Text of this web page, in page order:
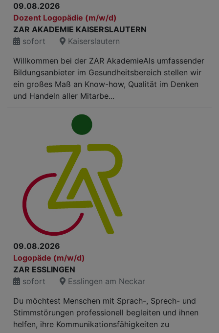
09.08.2026
Dozent Logopädie (m/w/d)
ZAR AKADEMIE KAISERSLAUTERN
sofort
Kaiserslautern
Willkommen bei der ZAR AkademieAls umfassender
Bildungsanbieter im Gesundheitsbereich stellen wir
ein großes Maß an Know-how, Qualität im Denken
und Handeln aller Mitarbe...
09.08.2026
Logopäde (m/w/d)
ZAR ESSLINGEN
sofort
Esslingen am Neckar
Du möchtest Menschen mit Sprach-, Sprech- und
Stimmstörungen professionell begleiten und ihnen
helfen, ihre Kommunikationsfähigkeiten zu